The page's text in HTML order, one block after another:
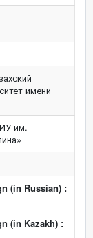
имени
им.
(in Russian) :
(in Kazakh) :